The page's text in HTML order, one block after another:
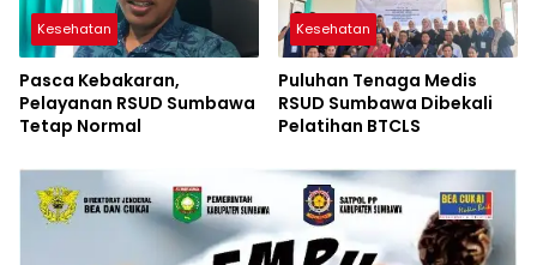
Kesehatan
Pasca Kebakaran,
Pelayanan RSUD Sumbawa
Tetap Normal
Kesehatan
Puluhan Tenaga Medis
RSUD Sumbawa Dibekali
Pelatihan BTCLS